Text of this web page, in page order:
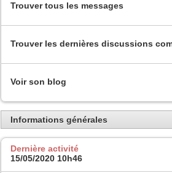
Trouver tous les messages
Trouver les dernières discussions
Voir son blog
Informations générales
Dernière activité
15/05/2020 10h46